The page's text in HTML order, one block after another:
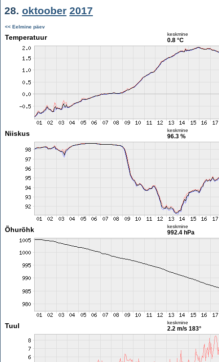
28. oktoober 2017
<< Eelmine päev
Temperatuur keskmine
0.8 °C
Niiskus keskmine
96.3 %
Õhurõhk keskmine
992.4 hPa
Tuul keskmine
2.2 m/s 183°